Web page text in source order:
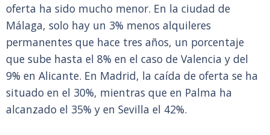
oferta ha sido mucho menor. En la ciudad de
Málaga, solo hay un 3% menos alquileres
permanentes que hace tres años, un porcentaje
que sube hasta el 8% en el caso de Valencia y del
9% en Alicante. En Madrid, la caída de oferta se ha
situado en el 30%, mientras que en Palma ha
alcanzado el 35% y en Sevilla el 42%.